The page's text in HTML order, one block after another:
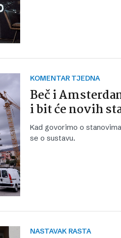
KOMENTAR TJEDNA
Beč i
i bit će novih
Kad govorimo o
se o sustavu.
NASTAVAK RASTA